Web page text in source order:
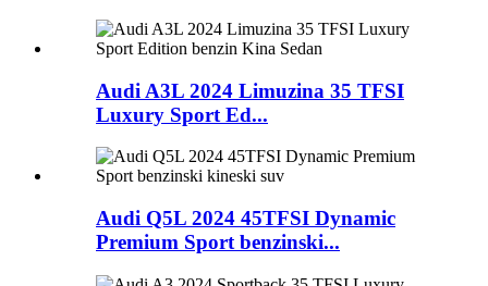
Audi A3L 2024 Limuzina 35 TFSI
Luxury Sport Ed...
Audi Q5L 2024 45TFSI Dynamic
Premium Sport benzinski...